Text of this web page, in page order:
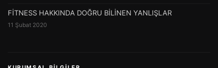
FİTNESS HAKKINDA DOĞRU BİLİNEN YANLIŞLAR
11 Şubat 2020